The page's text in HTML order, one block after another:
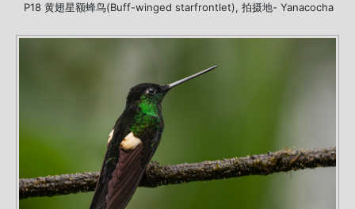
P18 黄翅星额蜂鸟(Buff-winged starfrontlet), 拍摄地- Yanacocha